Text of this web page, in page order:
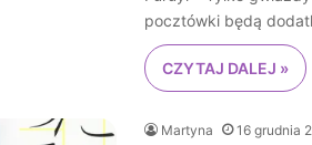
pocztówki będą
CZYTAJ DALEJ »
Martyna 16 grudnia